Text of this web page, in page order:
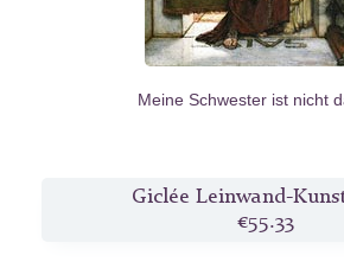
Meine Schwester ist nicht
Giclée Leinwand-
€55.33